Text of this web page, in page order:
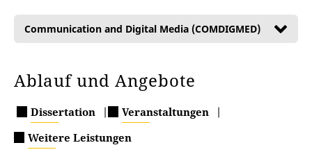
Communication and Digital Media (COMDIGMED)
Ablauf und Angebote
Dissertation | Veranstaltungen
|
Weitere Leistungen